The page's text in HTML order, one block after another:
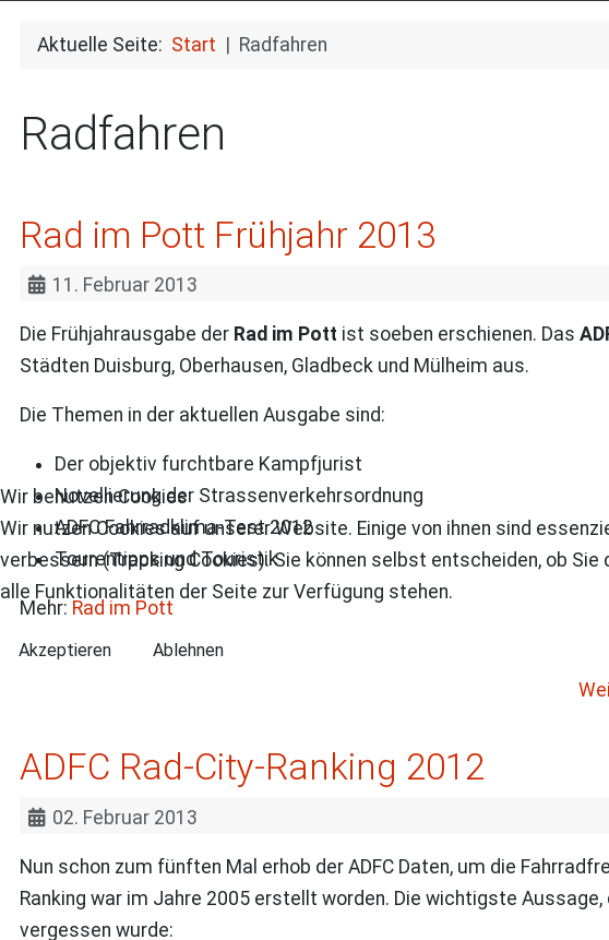
Aktuelle Seite: Start Radfahren
Radfahren
Rad im Pott Frühjahr 2013
11. Februar 2013
Die Frühjahrausgabe der Rad im Pott ist soeben erschienen. Das
Städten Duisburg, Oberhausen, Gladbeck und Mülheim aus.
Die Themen in der aktuellen Ausgabe sind:
Der objektiv furchtbare Kampfjurist
Novellierung der Strassenverkehrsordnung
ADFC Fahrradklima-Test 2012
Tourentipps und Touristik
Mehr: Rad im Pott
ADFC Rad-City-Ranking 2012
02. Februar 2013
Nun schon zum fünften Mal erhob der ADFC Daten, um die
Ranking war im Jahre 2005 erstellt worden. Die wichtigste
vergessen wurde:
Wir benutzen Cookies
Wir nutzen Cookies auf unserer Website. Einige von ihnen sind
verbessern (Tracking Cookies). Sie können selbst entscheiden, ob
alle Funktionalitäten der Seite zur Verfügung stehen.
Akzeptieren Ablehnen